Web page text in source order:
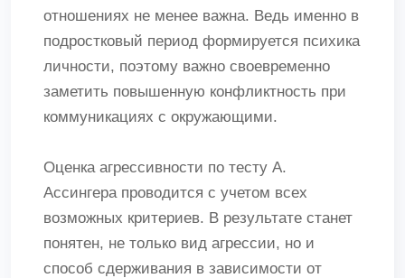
отношениях не менее важна. Ведь именно в
подростковый период формируется психика
личности, поэтому важно своевременно
заметить повышенную конфликтность при
коммуникациях с окружающими.
Оценка агрессивности по тесту А.
Ассингера проводится с учетом всех
возможных критериев. В результате станет
понятен, не только вид агрессии, но и
способ сдерживания в зависимости от